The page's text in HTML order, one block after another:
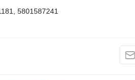
5801587241